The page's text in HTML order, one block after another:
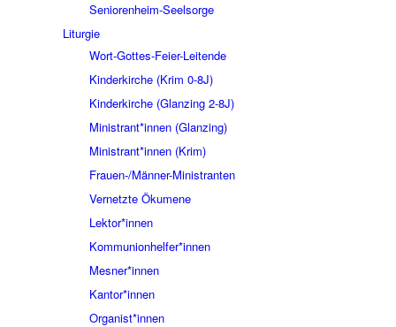
Seniorenheim-Seelsorge
Liturgie
Wort-Gottes-Feier-Leitende
Kinderkirche (Krim 0-8J)
Kinderkirche (Glanzing 2-8J)
Ministrant*innen (Glanzing)
Ministrant*innen (Krim)
Frauen-/Männer-Ministranten
Vernetzte Ökumene
Lektor*innen
Kommunionhelfer*innen
Mesner*innen
Kantor*innen
Organist*innen